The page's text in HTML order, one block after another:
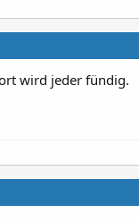
wird jeder fündig.